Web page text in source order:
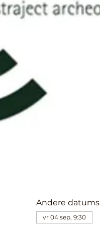
Andere datums
vr 04 sep, 9:30